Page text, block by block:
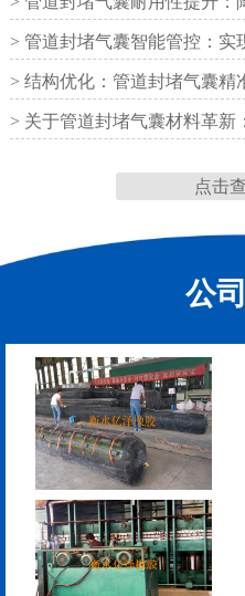
缝
缩缝
L型桥梁伸缩缝
> 管道封堵气囊智能管控：实
> 结构优化：管道封堵气囊精
> 关于管道封堵气囊材料革新
点击
公